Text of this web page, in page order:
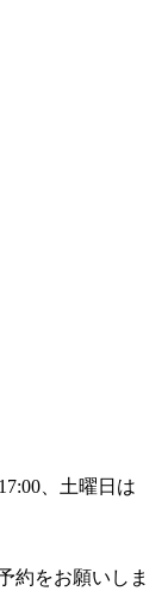
約をお願いしま